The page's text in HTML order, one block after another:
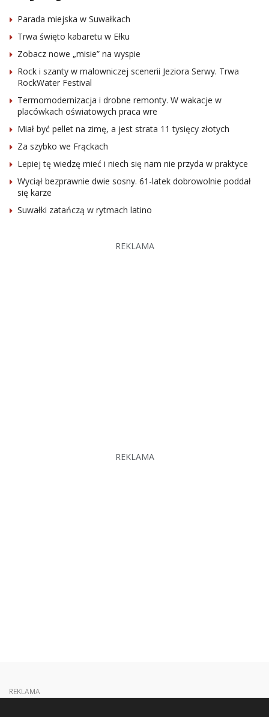
Parada miejska w Suwałkach
Trwa święto kabaretu w Ełku
Zobacz nowe „misie” na wyspie
Rock i szanty w malowniczej scenerii Jeziora Serwy. Trwa
RockWater Festival
Termomodernizacja i drobne remonty. W wakacje w
placówkach oświatowych praca wre
Miał być pellet na zimę, a jest strata 11 tysięcy złotych
Za szybko we Frąckach
Lepiej tę wiedzę mieć i niech się nam nie przyda w praktyce
Wyciął bezprawnie dwie sosny. 61-latek dobrowolnie poddał
się karze
Suwałki zatańczą w rytmach latino
REKLAMA
REKLAMA
REKLAMA